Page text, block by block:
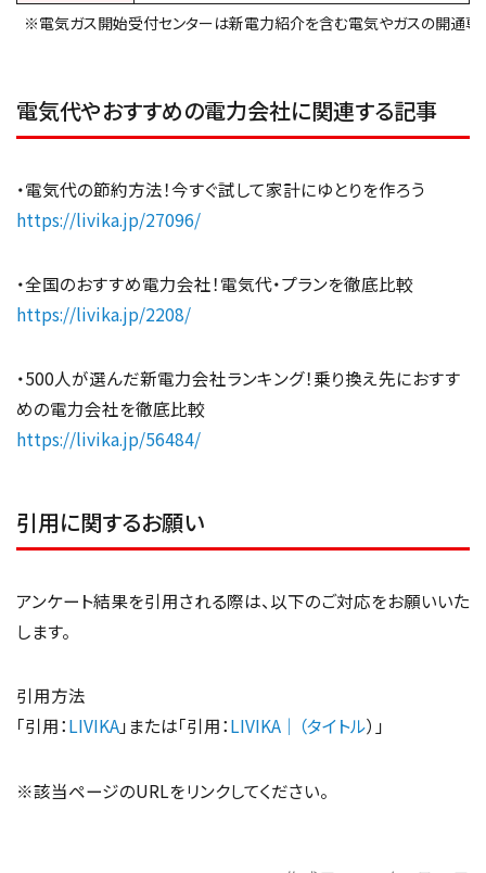
※電気ガス開始受付センターは新電力紹介を含む電気やガスの開通専
電気代やおすすめの電力会社に関連する記事
・電気代の節約方法！今すぐ試して家計にゆとりを作ろう
https://livika.jp/27096/
・全国のおすすめ電力会社！電気代・プランを徹底比較
https://livika.jp/2208/
・500人が選んだ新電力会社ランキング！乗り換え先におすす
めの電力会社を徹底比較
https://livika.jp/56484/
引用に関するお願い
アンケート結果を引用される際は、以下のご対応をお願いいた
します。
引用方法
「引用：LIVIKA」または「引用：LIVIKA｜（タイトル）」
※該当ページのURLをリンクしてください。